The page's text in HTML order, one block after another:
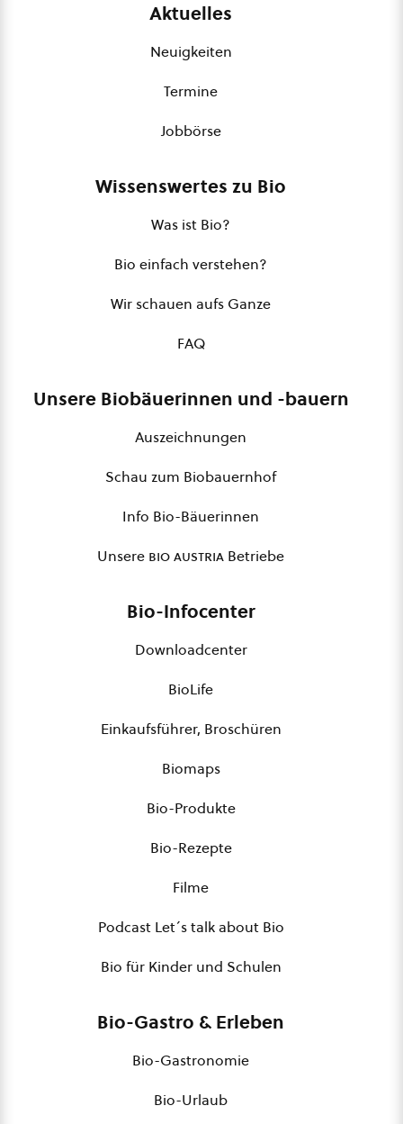
Aktuelles
Neuigkeiten
Termine
Jobbörse
Wissenswertes zu Bio
Was ist Bio?
Bio einfach verstehen?
Wir schauen aufs Ganze
FAQ
Unsere Biobäuerinnen und -bauern
Auszeichnungen
Schau zum Biobauernhof
Info Bio-Bäuerinnen
Unsere bio austria Betriebe
Bio-Infocenter
Downloadcenter
BioLife
Einkaufsführer, Broschüren
Biomaps
Bio-Produkte
Bio-Rezepte
Filme
Podcast Let´s talk about Bio
Bio für Kinder und Schulen
Bio-Gastro & Erleben
Bio-Gastronomie
Bio-Urlaub